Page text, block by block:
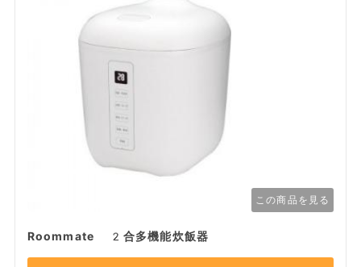
この商品を見る
Roommate 2合多機能炊飯器